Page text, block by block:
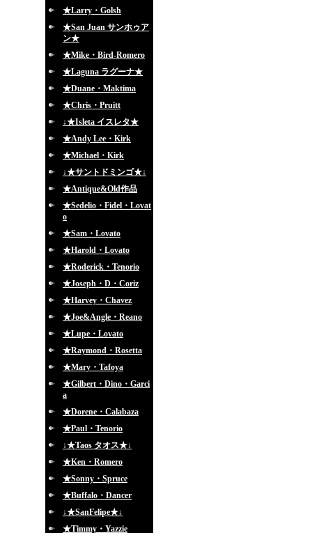
★Larry・Golsh
★San Juan サンホゥア
ン★
★Mike・Bird-Romero
★Laguna ラグーナ★
★Duane・Maktima
★Chris・Pruitt
↓★Isleta イスレタ★
★Andy Lee・Kirk
★Michael・Kirk
↓★サントドミンゴ★↓
★Antique&Old作品
★Sedelio・Fidel・Lovat
o
★Sam・Lovato
★Harold・Lovato
★Roderick・Tenorio
★Joseph・D・Coriz
★Harvey・Chavez
★Joe&Angle・Reano
★Lupe・Lovato
★Raymond・Rosetta
★Mary・Tafoya
★Gilbert・Dino・Garci
a
★Dorene・Calabaza
★Paul・Tenorio
↓★Taos タオス★↓
★Ken・Romero
★Sonny・Spruce
★Buffalo・Dancer
↓★SanFelipe★↓
★Timmy・Yazzie